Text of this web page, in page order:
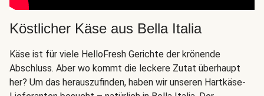
Köstlicher Käse aus Bella Italia
Käse ist für viele HelloFresh Gerichte der krönende
Abschluss. Aber wo kommt die leckere Zutat überhaupt
her? Um das herauszufinden, haben wir unseren Hartkäse-